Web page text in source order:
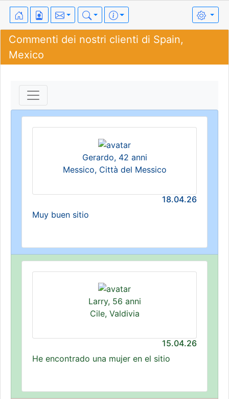
Commenti dei nostri clienti di Spain,
Mexico
Gerardo, 42 anni
Messico, Città del Messico
18.04.26
Muy buen sitio
Larry, 56 anni
Cile, Valdivia
15.04.26
He encontrado una mujer en el sitio